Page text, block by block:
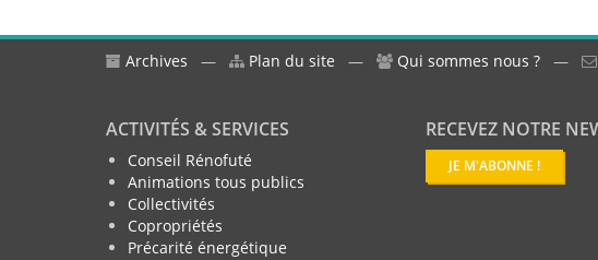
Archives — Plan du site — Qui sommes nous ? —
ACTIVITÉS & SERVICES
Conseil Rénofuté
Animations tous publics
Collectivités
Copropriétés
Précarité énergétique
RECEVEZ NOTRE
JE M'ABONNE !